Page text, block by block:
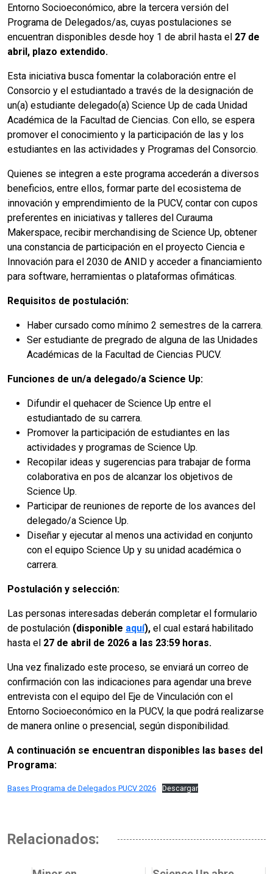
Entorno Socioeconómico, abre la tercera versión del
Programa de Delegados/as, cuyas postulaciones se
encuentran disponibles desde hoy 1 de abril hasta el 27 de
abril, plazo extendido.
Esta iniciativa busca fomentar la colaboración entre el
Consorcio y el estudiantado a través de la designación de
un(a) estudiante delegado(a) Science Up de cada Unidad
Académica de la Facultad de Ciencias. Con ello, se espera
promover el conocimiento y la participación de las y los
estudiantes en las actividades y Programas del Consorcio.
Quienes se integren a este programa accederán a diversos
beneficios, entre ellos, formar parte del ecosistema de
innovación y emprendimiento de la PUCV, contar con cupos
preferentes en iniciativas y talleres del Curauma
Makerspace, recibir merchandising de Science Up, obtener
una constancia de participación en el proyecto Ciencia e
Innovación para el 2030 de ANID y acceder a financiamiento
para software, herramientas o plataformas ofimáticas.
Requisitos de postulación:
Haber cursado como mínimo 2 semestres de la carrera.
Ser estudiante de pregrado de alguna de las Unidades
Académicas de la Facultad de Ciencias PUCV.
Funciones de un/a delegado/a Science Up:
Difundir el quehacer de Science Up entre el
estudiantado de su carrera.
Promover la participación de estudiantes en las
actividades y programas de Science Up.
Recopilar ideas y sugerencias para trabajar de forma
colaborativa en pos de alcanzar los objetivos de
Science Up.
Participar de reuniones de reporte de los avances del
delegado/a Science Up.
Diseñar y ejecutar al menos una actividad en conjunto
con el equipo Science Up y su unidad académica o
carrera.
Postulación y selección:
Las personas interesadas deberán completar el formulario
de postulación (disponible aquí), el cual estará habilitado
hasta el 27 de abril de 2026 a las 23:59 horas.
Una vez finalizado este proceso, se enviará un correo de
confirmación con las indicaciones para agendar una breve
entrevista con el equipo del Eje de Vinculación con el
Entorno Socioeconómico en la PUCV, la que podrá realizarse
de manera online o presencial, según disponibilidad.
A continuación se encuentran disponibles las bases del
Programa:
Bases Programa de Delegados PUCV 2026 Descargar
Relacionados: